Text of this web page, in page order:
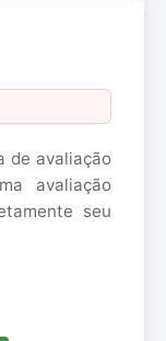
de avaliação
avaliação
seu